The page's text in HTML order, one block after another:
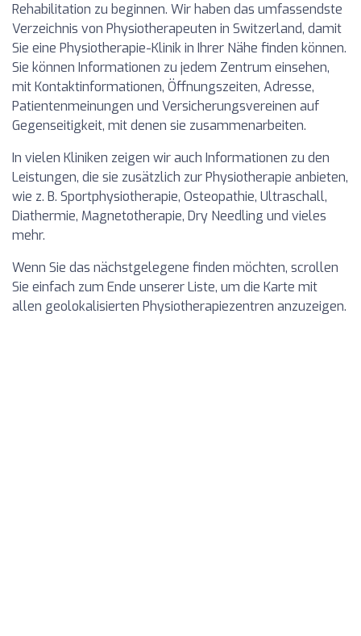
Rehabilitation zu beginnen. Wir haben das umfassendste
Verzeichnis von Physiotherapeuten in Switzerland, damit
Sie eine Physiotherapie-Klinik in Ihrer Nähe finden können.
Sie können Informationen zu jedem Zentrum einsehen,
mit Kontaktinformationen, Öffnungszeiten, Adresse,
Patientenmeinungen und Versicherungsvereinen auf
Gegenseitigkeit, mit denen sie zusammenarbeiten.
In vielen Kliniken zeigen wir auch Informationen zu den
Leistungen, die sie zusätzlich zur Physiotherapie anbieten,
wie z. B. Sportphysiotherapie, Osteopathie, Ultraschall,
Diathermie, Magnetotherapie, Dry Needling und vieles
mehr.
Wenn Sie das nächstgelegene finden möchten, scrollen
Sie einfach zum Ende unserer Liste, um die Karte mit
allen geolokalisierten Physiotherapiezentren anzuzeigen.